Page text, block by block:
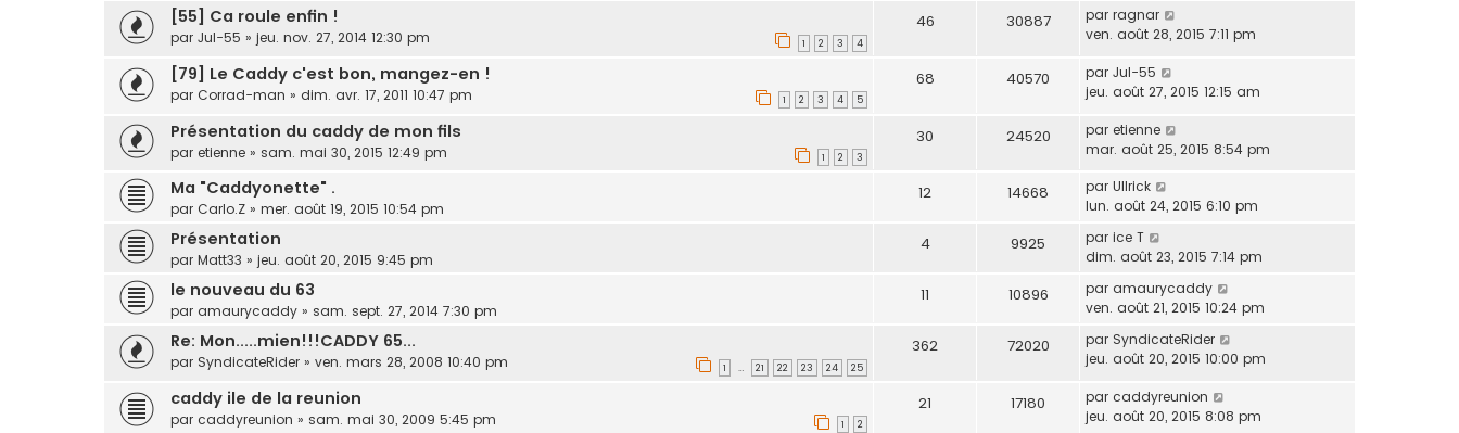
[55] Ca roule enfin !
par Jul-55 » jeu. nov. 27, 2014 12:30 pm 1 2 3 4
46 30887 par ragnar
ven. août 28, 2015 7:11 pm
[79] Le Caddy c'est bon, mangez-en !
par Corrad-man » dim. avr. 17, 2011 10:47 pm 1 2 3 4 5
68 40570 par Jul-55
jeu. août 27, 2015 12:15 am
Présentation du caddy de mon fils
par etienne » sam. mai 30, 2015 12:49 pm 1 2 3
30 24520 par etienne
mar. août 25, 2015 8:54 pm
Ma "Caddyonette" .
par Carlo.Z » mer. août 19, 2015 10:54 pm
12 14668 par Ullrick
lun. août 24, 2015 6:10 pm
Présentation
par Matt33 » jeu. août 20, 2015 9:45 pm
4 9925 par ice T
dim. août 23, 2015 7:14 pm
le nouveau du 63
par amaurycaddy » sam. sept. 27, 2014 7:30 pm
11 10896 par amaurycaddy
ven. août 21, 2015 10:24 pm
Re: Mon.....mien!!!CADDY 65...
par SyndicateRider » ven. mars 28, 2008 10:40 pm 1 … 21 22 23 24 25
362 72020 par SyndicateRider
jeu. août 20, 2015 10:00 pm
caddy ile de la reunion
par caddyreunion » sam. mai 30, 2009 5:45 pm 1 2
21 17180 par caddyreunion
jeu. août 20, 2015 8:08 pm